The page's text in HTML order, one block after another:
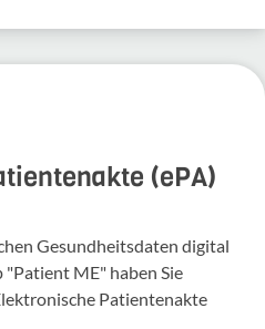
(ePA)
Gesundheitsdaten digital
ME" haben Sie
Patientenakte